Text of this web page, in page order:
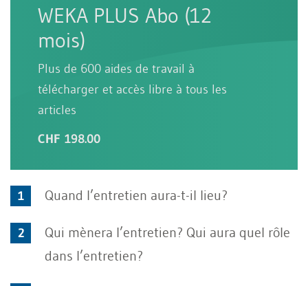
WEKA PLUS Abo (12
mois)
Plus de 600 aides de travail à
télécharger et accès libre à tous les
articles
CHF 198.00
Quand l’entretien aura-t-il lieu?
Qui mènera l’entretien? Qui aura quel rôle
dans l’entretien?